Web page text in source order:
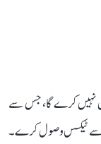
نہیں کرے گا، جس سے
سے ٹیکس وصول کرے۔